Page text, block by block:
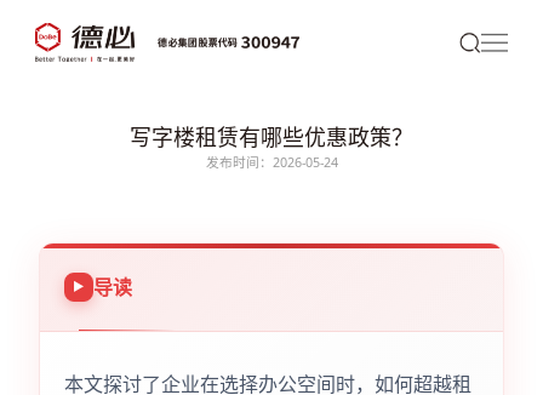
写字楼租赁有哪些优惠政策？
发布时间：2026-05-24
导读
本文探讨了企业在选择办公空间时，如何超越租